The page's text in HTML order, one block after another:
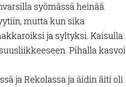
syömässä heinää.
mutta kun sika
ja syltyksi. Kaisulla
Pihalla kasvoi
ja Rekolassa ja äidin äiti oli